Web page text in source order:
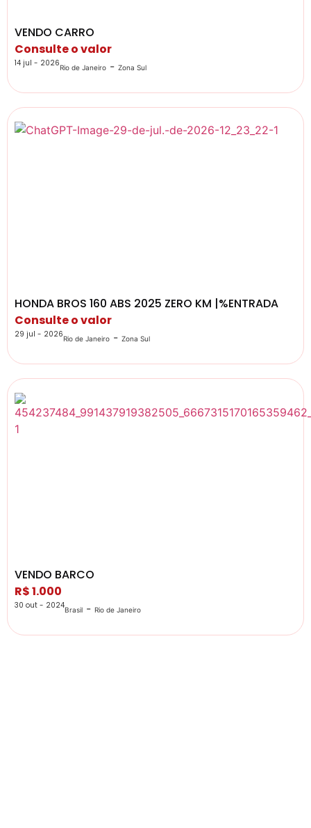
VENDO CARRO
Consulte o valor
14 jul - 2026Rio de Janeiro - Zona Sul
HONDA BROS 160 ABS 2025 ZERO KM |%ENTRADA
Consulte o valor
29 jul - 2026Rio de Janeiro - Zona Sul
VENDO BARCO
R$ 1.000
30 out - 2024Brasil - Rio de Janeiro